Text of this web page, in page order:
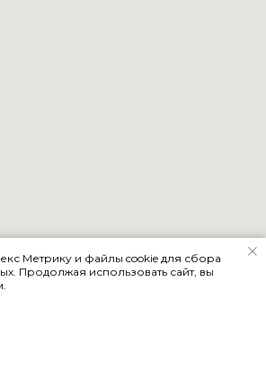
Метрику и файлы cookie для сбора
Продолжая использовать сайт, вы